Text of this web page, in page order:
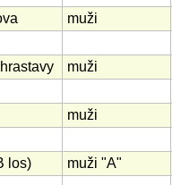
muži
muži
muži
los) muži "A"